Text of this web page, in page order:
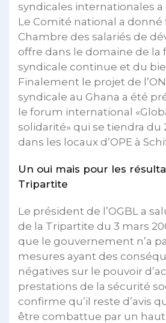
syndicales internationales a
Le Comité national a donné
Chambre des salariés de
offre dans le domaine de la
syndicale continue et du
Finalement le projet de
syndicale au Ghana a été
le forum international
solidarité» qui se tiendra du
dans les locaux d’OPE à
Un oui mais pour les
Tripartite
Le président de l’OGBL a
de la Tripartite du 3 mars
que le gouvernement n’a
mesures ayant des
négatives sur le pouvoir
prestations de la sécurité
confirme qu’il reste d’avis
être combattue par un haut